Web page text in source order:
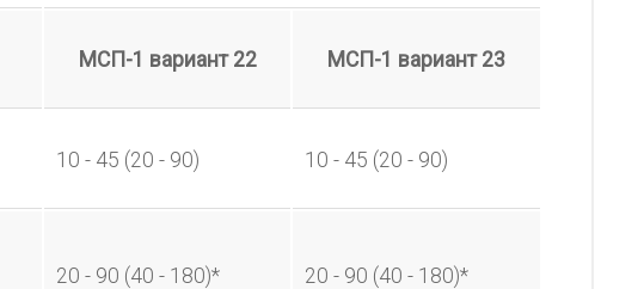
МСП-1 вариант 22 МСП-1 вариант 23
10 - 45 (20 - 90) 10 - 45 (20 - 90)
20 - 90 (40 - 180)* 20 - 90 (40 - 180)*